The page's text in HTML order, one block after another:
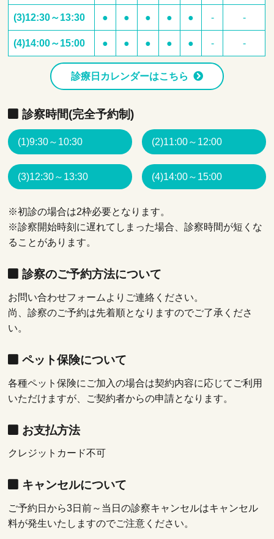
(3)12:30～13:30 ● ● ● ● ● - -
(4)14:00～15:00 ● ● ● ● ● - -
診療日カレンダーはこちら
診察時間(完全予約制)
(1)9:30～10:30 (2)11:00～12:00
(3)12:30～13:30 (4)14:00～15:00
※初診の場合は2枠必要となります。
※診察開始時刻に遅れてしまった場合、診察時間が短くな
ることがあります。
診察のご予約方法について
お問い合わせフォームよりご連絡ください。
尚、診察のご予約は先着順となりますのでご了承くださ
い。
ペット保険について
各種ペット保険にご加入の場合は契約内容に応じてご利用
いただけますが、ご契約者からの申請となります。
お支払方法
クレジットカード不可
キャンセルについて
ご予約日から3日前～当日の診察キャンセルはキャンセル
料が発生いたしますのでご注意ください。